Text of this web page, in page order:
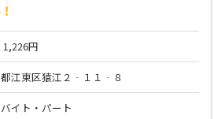
1,226円
江東区猿江２‐１１‐８
イト・パート